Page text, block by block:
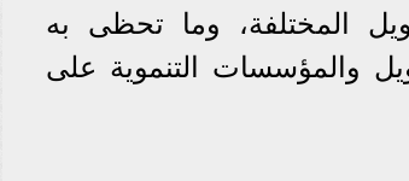
المختلفة، وما تحظى به
والمؤسسات التنموية على